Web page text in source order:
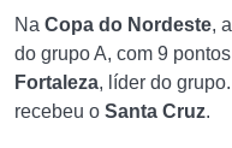
Na Copa do Nordeste,
do grupo A, com 9
Fortaleza, líder do
recebeu o Santa Cruz.